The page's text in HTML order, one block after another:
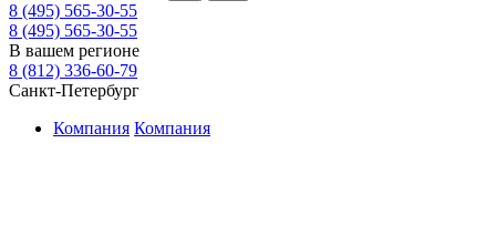
8 (495) 565-30-55
8 (495) 565-30-55
В вашем регионе
8 (812) 336-60-79
Санкт-Петербург
Компания Компания